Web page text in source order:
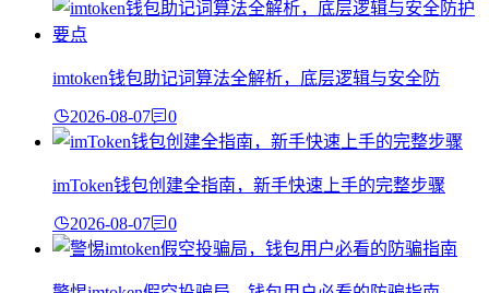
imtoken钱包助记词算法全解析，底层逻辑与安全防
2026-08-07 0
imToken钱包创建全指南，新手快速上手的完整步骤
2026-08-07 0